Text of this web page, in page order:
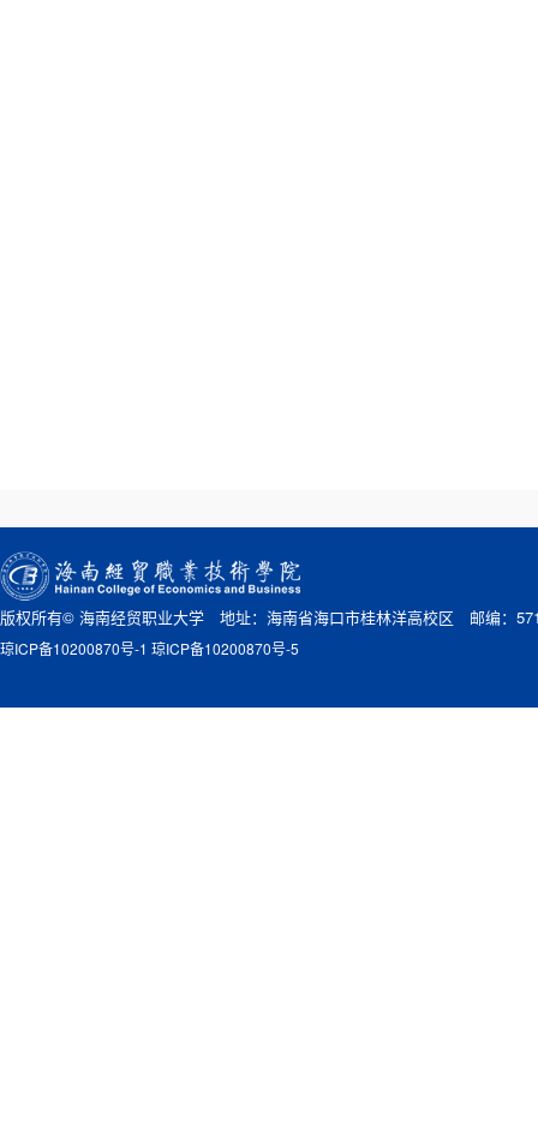
版权所有© 海南经贸职业大学 地址：海南省海口市桂林洋高校区 邮编：
琼ICP备10200870号-1 琼ICP备10200870号-5